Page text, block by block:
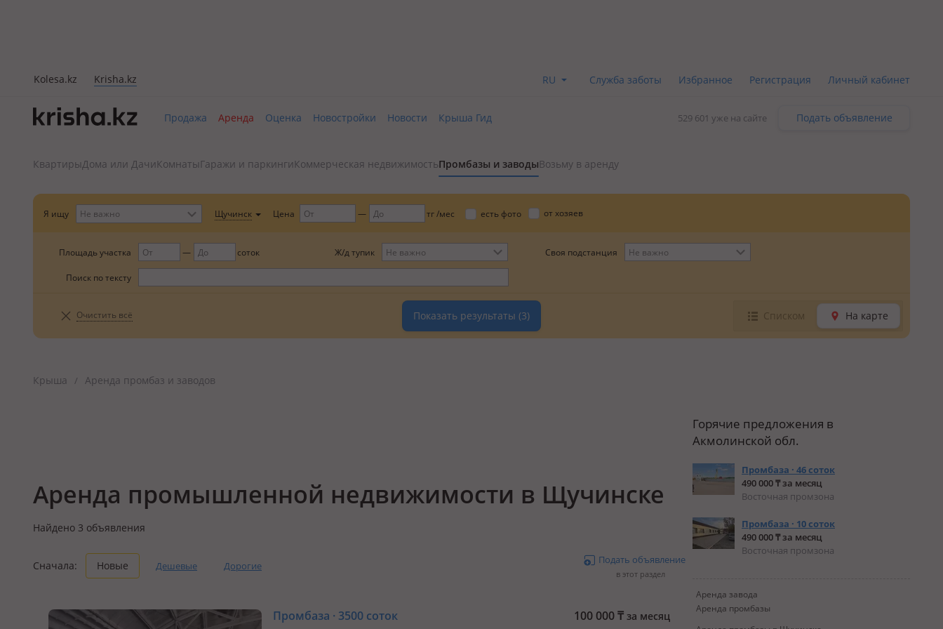
Kolesa.kz Krisha.kz RU Служба заботы Избранное Регистрация Личный кабинет
Продажа Аренда Оценка Новостройки Новости Крыша Гид 529 601 уже на сайте Подать объявление
Квартиры Дома или ДачиКомнаты Гаражи и паркингиКоммерческая недвижимостьПромбазы и заводыВозьму в аренду
Я ищу Не важно Щучинск Цена тг /мес есть фото от хозяев
Площадь участка соток Ж/д тупик Своя подстанция
Поиск по тексту
Очистить всё Показать результаты (3) Списком На карте
Крыша / Аренда промбаз и заводов
Аренда промышленной недвижимости в Щучинске
Найдено 3 объявления
Сначала: Новые Дешевые Дорогие Подать объявление
в этот раздел
Промбаза · 3500 соток 100 000₸ за месяц
Горячие предложения в
Акмолинской обл.
Промбаза · 46 соток
490 000 ₸ за месяц
Восточная промзона
Промбаза · 10 соток
490 000 ₸ за месяц
Восточная промзона
Аренда завода
Аренда промбазы